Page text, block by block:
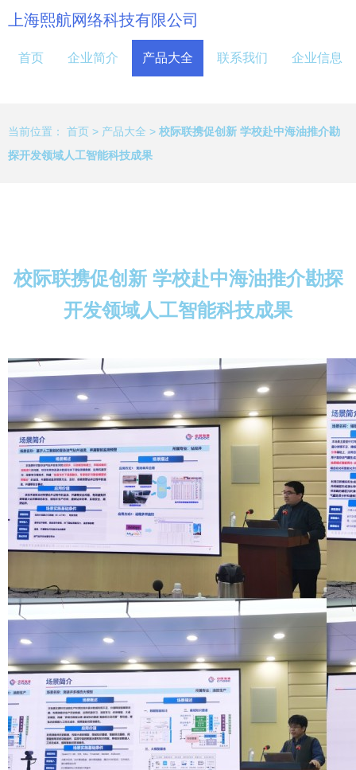
上海熙航网络科技有限公司
首页 企业简介 产品大全 联系我们 企业信息
当前位置： 首页 > 产品大全 > 校际联携促创新 学校赴中海油推介勘
探开发领域人工智能科技成果
校际联携促创新 学校赴中海油推介勘探
开发领域人工智能科技成果